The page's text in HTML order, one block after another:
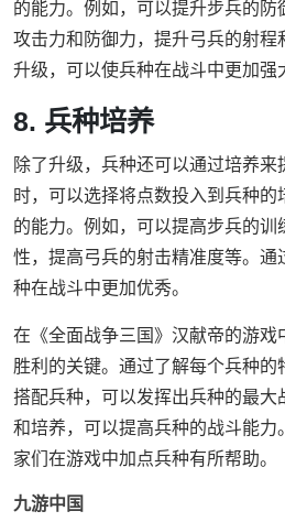
的能力。例如，可以提升步兵的防
攻击力和防御力，提升弓兵的射程
升级，可以使兵种在战斗中更加强
8. 兵种培养
除了升级，兵种还可以通过培养
时，可以选择将点数投入到兵种
的能力。例如，可以提高步兵的
性，提高弓兵的射击精准度等。通
种在战斗中更加优秀。
在《全面战争三国》汉献帝的游戏
胜利的关键。通过了解每个兵种的
搭配兵种，可以发挥出兵种的最大
和培养，可以提高兵种的战斗能力
家们在游戏中加点兵种有所帮助。
九游中国